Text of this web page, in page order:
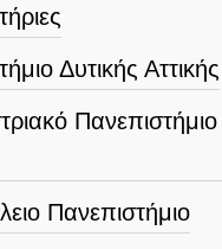
Δυτικής Αττικής
Πανεπιστήμιο
Πανεπιστήμιο